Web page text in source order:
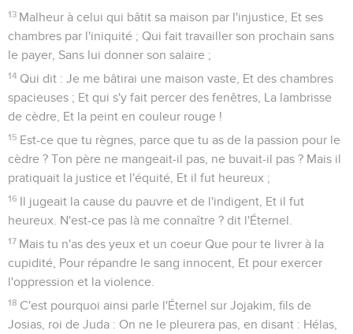
13 Malheur à celui qui bâtit sa maison par l'injustice, Et ses
chambres par l'iniquité ; Qui fait travailler son prochain sans
le payer, Sans lui donner son salaire ;
14 Qui dit : Je me bâtirai une maison vaste, Et des chambres
spacieuses ; Et qui s'y fait percer des fenêtres, La lambrisse
de cèdre, Et la peint en couleur rouge !
15 Est-ce que tu règnes, parce que tu as de la passion pour le
cèdre ? Ton père ne mangeait-il pas, ne buvait-il pas ? Mais il
pratiquait la justice et l'équité, Et il fut heureux ;
16 Il jugeait la cause du pauvre et de l'indigent, Et il fut
heureux. N'est-ce pas là me connaître ? dit l'Éternel.
17 Mais tu n'as des yeux et un coeur Que pour te livrer à la
cupidité, Pour répandre le sang innocent, Et pour exercer
l'oppression et la violence.
18 C'est pourquoi ainsi parle l'Éternel sur Jojakim, fils de
Josias, roi de Juda : On ne le pleurera pas, en disant : Hélas,